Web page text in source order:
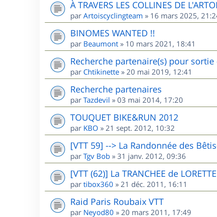
À TRAVERS LES COLLINES DE
par Artoiscyclingteam » 16 mars 2025,
BINOMES WANTED !!
par Beaumont » 10 mars 2021, 18:41
Recherche partenaire(s) pour
par Chtikinette » 20 mai 2019, 12:41
Recherche partenaires
par Tazdevil » 03 mai 2014, 17:20
TOUQUET BIKE&RUN 2012
par KBO » 21 sept. 2012, 10:32
[VTT 59] --> La Randonnée des
par Tgv Bob » 31 janv. 2012, 09:36
[VTT (62)] La TRANCHEE de
par tibox360 » 21 déc. 2011, 16:11
Raid Paris Roubaix VTT
par Neyod80 » 20 mars 2011, 17:49